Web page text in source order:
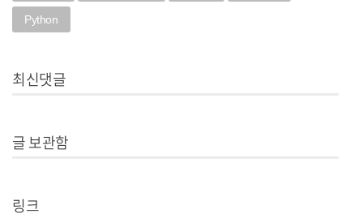
Python
최신댓글
글 보관함
링크